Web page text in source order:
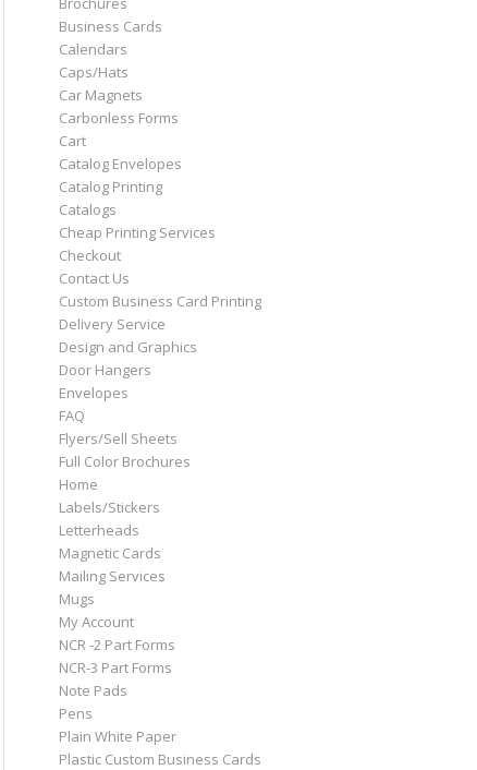
Business Cards
Calendars
Caps/Hats
Car Magnets
Carbonless Forms
Cart
Catalog Envelopes
Catalog Printing
Catalogs
Cheap Printing Services
Checkout
Contact Us
Custom Business Card Printing
Delivery Service
Design and Graphics
Door Hangers
Envelopes
FAQ
Flyers/Sell Sheets
Full Color Brochures
Home
Labels/Stickers
Letterheads
Magnetic Cards
Mailing Services
Mugs
My Account
NCR -2 Part Forms
NCR-3 Part Forms
Note Pads
Pens
Plain White Paper
Plastic Custom Business Cards